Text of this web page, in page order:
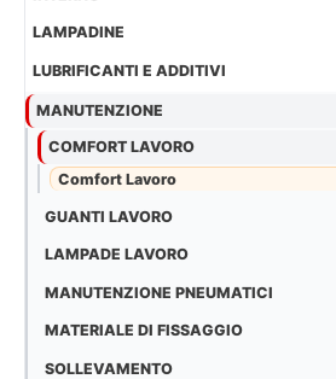
LAMPADINE
LUBRIFICANTI E ADDITIVI
MANUTENZIONE
COMFORT LAVORO
Comfort Lavoro
GUANTI LAVORO
LAMPADE LAVORO
MANUTENZIONE PNEUMATICI
MATERIALE DI FISSAGGIO
SOLLEVAMENTO